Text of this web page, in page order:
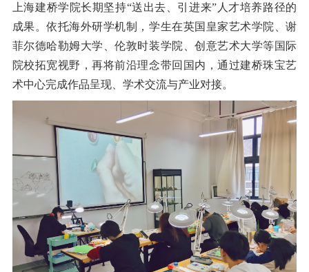
上海建桥学院长期坚持“送出去、引进来” 人才培养路径的
成果。依托海外研学机制，学生在英国皇家艺术学院、谢
菲尔德哈勒姆大学、伦敦时装学院、创意艺术大学等国际
院校拓宽视野，再将前沿理念带回国内，通过建桥珠宝艺
术中心完成作品呈现、学术交流与产业对接。